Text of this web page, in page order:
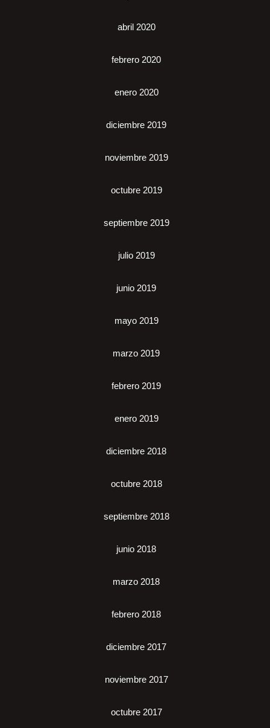
abril 2020
febrero 2020
enero 2020
diciembre 2019
noviembre 2019
octubre 2019
septiembre 2019
julio 2019
junio 2019
mayo 2019
marzo 2019
febrero 2019
enero 2019
diciembre 2018
octubre 2018
septiembre 2018
junio 2018
marzo 2018
febrero 2018
diciembre 2017
noviembre 2017
octubre 2017